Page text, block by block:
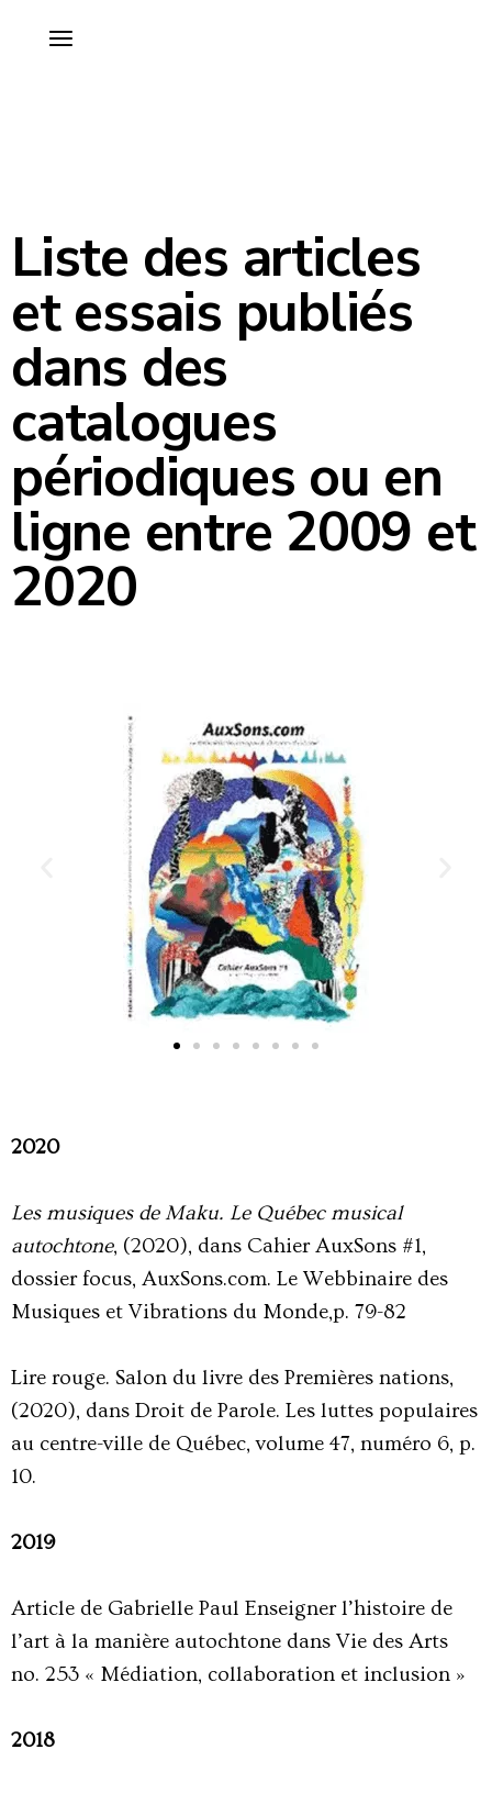
Liste des articles
et essais publiés
dans des
catalogues
périodiques ou en
ligne entre 2009 et
2020
2020
Les musiques de Maku. Le Québec musical
autochtone, (2020), dans Cahier AuxSons #1,
dossier focus, AuxSons.com. Le Webbinaire des
Musiques et Vibrations du Monde,p. 79-82
Lire rouge. Salon du livre des Premières nations,
(2020), dans Droit de Parole. Les luttes populaires
au centre-ville de Québec, volume 47, numéro 6, p.
10.
2019
Article de Gabrielle Paul Enseigner l’histoire de
l’art à la manière autochtone dans Vie des Arts
no. 253 « Médiation, collaboration et inclusion »
2018